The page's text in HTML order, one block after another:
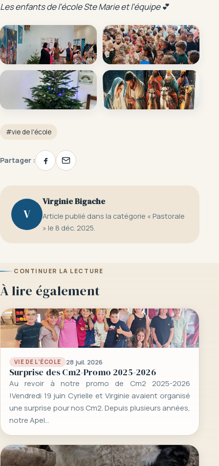
Les enfants de l’école Ste Marie et l’équipe💕
#vie de l'école
Partager :
V
Virginie Bigache
Article publié dans la catégorie « Pastorale
» le 8 déc. 2025.
CONTINUER LA LECTURE
À lire également
VIE DE L’ÉCOLE 28 juil. 2026
Surprise des Cm2-Promo 2025-2026
Au revoir à notre promo de Cm2 2025-2026
!Vendredi 19 juin Cyrielle et Virginie avaient organisé
une surprise pour nos Cm2. Depuis plusieurs années,
notre Apel…